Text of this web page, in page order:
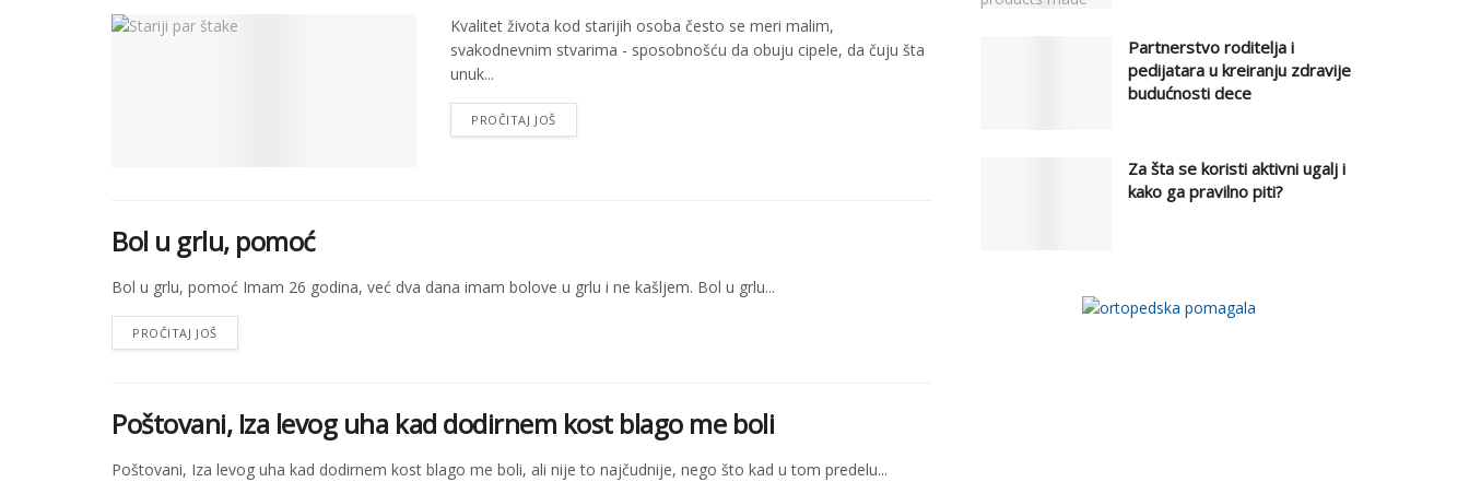
Kvalitet života kod starijih osoba često se meri malim,
svakodnevnim stvarima - sposobnošću da obuju cipele, da čuju šta
unuk...
PROČITAJ JOŠ
Bol u grlu, pomoć
Bol u grlu, pomoć Imam 26 godina, već dva dana imam bolove u grlu i ne kašljem. Bol u grlu...
PROČITAJ JOŠ
Poštovani, Iza levog uha kad dodirnem kost blago me boli
Poštovani, Iza levog uha kad dodirnem kost blago me boli, ali nije to najčudnije, nego što kad u tom predelu...
Partnerstvo roditelja i
pedijatara u kreiranju zdravije
budućnosti dece
Za šta se koristi aktivni ugalj i
kako ga pravilno piti?